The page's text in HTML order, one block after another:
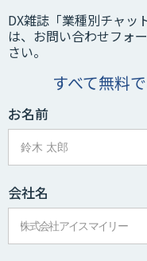
DX雑誌「業種別チャッ
は、お問い合わせフォ
さい。
すべて無料
お名前
会社名